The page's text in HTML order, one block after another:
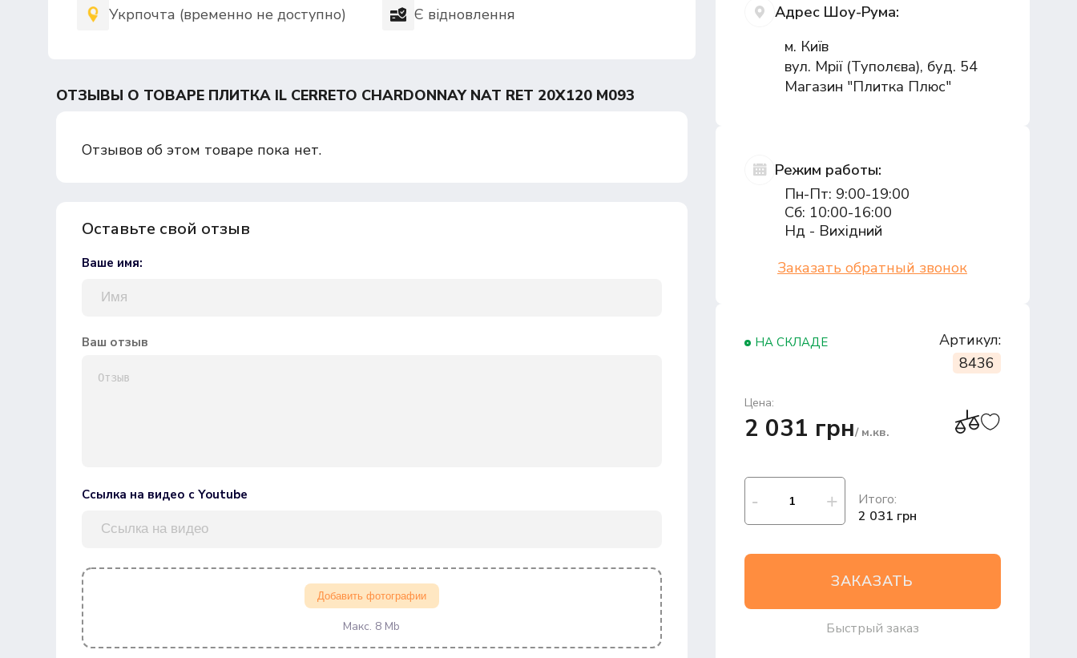
Укрпочта (временно не доступно)
Є відновлення
ОТЗЫВЫ О ТОВАРЕ ПЛИТКА IL CERRETO CHARDONNAY NAT RET 20Х120 M093
Отзывов об этом товаре пока нет.
Оставьте свой отзыв
Ваше имя:
Ваш отзыв
Ссылка на видео с Youtube
Добавить фотографии
Макс. 8 Mb
Адрес Шоу-Рума:
м. Київ
вул. Мрії (Туполєва), буд. 54
Магазин "Плитка Плюс"
Режим работы:
Пн-Пт: 9:00-19:00
Сб: 10:00-16:00
Нд - Вихідний
Заказать обратный звонок
НА СКЛАДЕ
Артикул:
8436
Цена:
2 031 грн/ м.кв.
Итого:
2 031 грн
ЗАКАЗАТЬ
Быстрый заказ